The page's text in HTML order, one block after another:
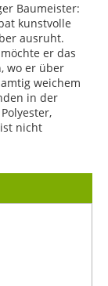
Baumeister:
kunstvolle
ausruht.
er das
wo er über
weichem
in der
nicht